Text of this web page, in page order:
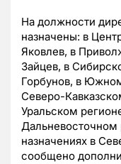
На должности
назначены: в
Яковлев, в
Зайцев, в
Горбунов, в
Северо-
Уральском
Дальневосточном
назначениях в
сообщено